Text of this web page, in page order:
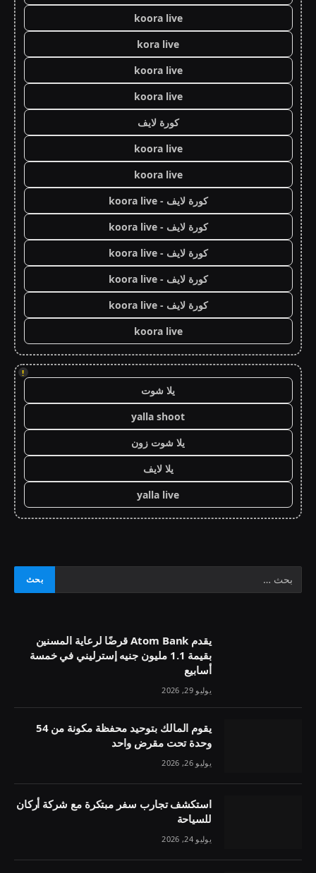
koora live
kora live
koora live
koora live
كورة لايف
koora live
koora live
كورة لايف - koora live
كورة لايف - koora live
كورة لايف - koora live
كورة لايف - koora live
كورة لايف - koora live
koora live
!
يلا شوت
yalla shoot
يلا شوت زون
يلا لايف
yalla live
يقدم Atom Bank قرضًا لرعاية المسنين
بقيمة 1.1 مليون جنيه إسترليني في خمسة
أسابيع
يوليو 29, 2026
يقوم المالك بتوحيد محفظة مكونة من 54
وحدة تحت مقرض واحد
يوليو 26, 2026
استكشف تجارب سفر مبتكرة مع شركة أركان
للسياحة
يوليو 24, 2026